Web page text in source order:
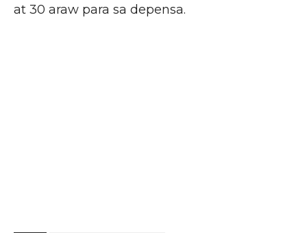
at 30 araw para sa depensa.